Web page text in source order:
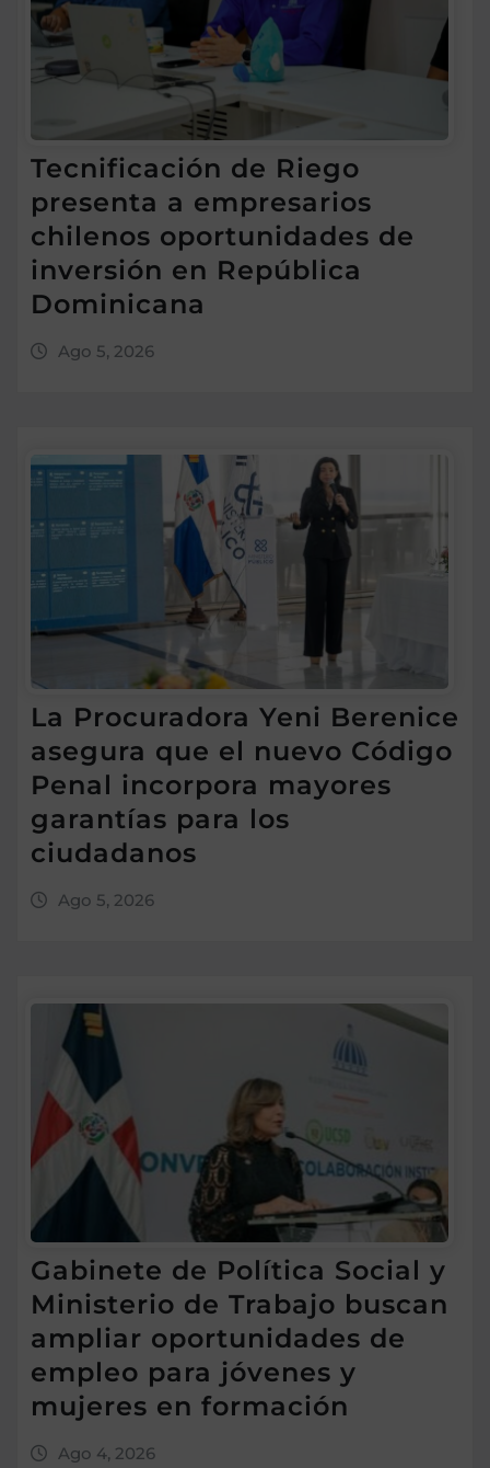
Tecnificación de Riego
presenta a empresarios
chilenos oportunidades de
inversión en República
Dominicana
Ago 5, 2026
La Procuradora Yeni Berenice
asegura que el nuevo Código
Penal incorpora mayores
garantías para los
ciudadanos
Ago 5, 2026
Gabinete de Política Social y
Ministerio de Trabajo buscan
ampliar oportunidades de
empleo para jóvenes y
mujeres en formación
Ago 4, 2026